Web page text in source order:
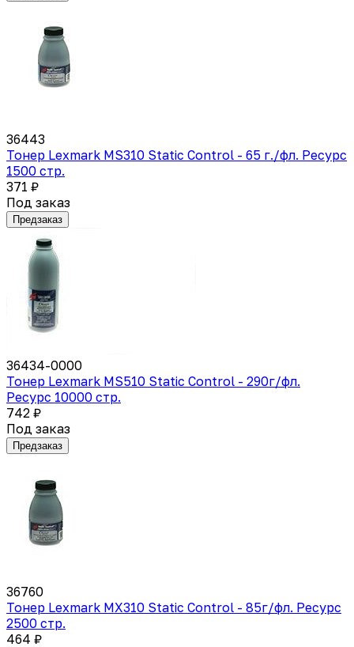
36443
Тонер Lexmark MS310 Static Control - 65 г./фл. Ресурс
1500 стр.
371 ₽
Под заказ
Предзаказ
36434-0000
Тонер Lexmark MS510 Static Control - 290г/фл.
Ресурс 10000 стр.
742 ₽
Под заказ
Предзаказ
36760
Тонер Lexmark MX310 Static Control - 85г/фл. Ресурс
2500 стр.
464 ₽